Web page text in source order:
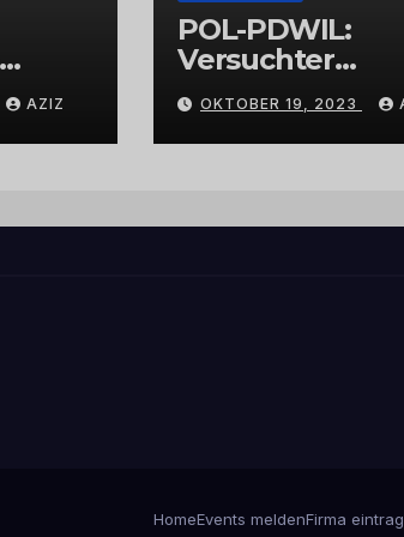
AZIZ
POL-PDWIL:
Versuchter
Einbruch im
Gewerbegebiet
Wittlich
OKTOBER 19, 2023
HomeEvents meldenFirma